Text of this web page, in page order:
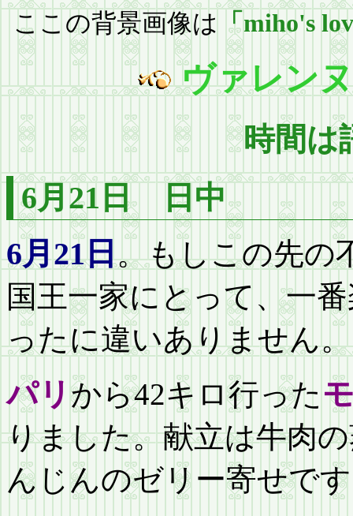
ここの背景画像は 「miho's
ヴァレン
時間は
6月21日 日中
6月21日。もしこの先の
国王一家にとって、一
ったに違いありません。
パリ から42キロ行った
りました。献立は牛肉
んじんのゼリー寄せで